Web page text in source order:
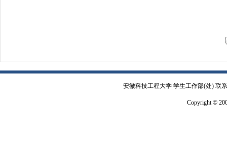
安徽科技工程大学 学生工作部(处) 联
Copyright ©